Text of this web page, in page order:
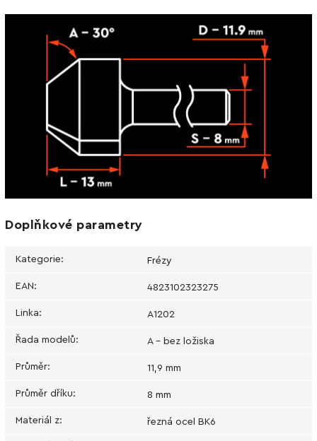
Doplňkové parametry
Kategorie: Frézy
EAN: 4823102323275
Linka: А1202
Řada modelů: A - bez ložiska
Průměr: 11,9 mm
Průměr dříku: 8 mm
Materiál z: řezná ocel BK6